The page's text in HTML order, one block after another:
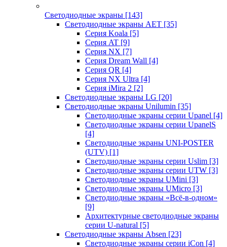
Светодиодные экраны [143]
Светодиодные экраны AET [35]
Cерия Koala [5]
Серия AT [9]
Серия NX [7]
Серия Dream Wall [4]
Серия QR [4]
Серия NX Ultra [4]
Серия iMira 2 [2]
Светодиодные экраны LG [20]
Светодиодные экраны Unilumin [35]
Светодиодные экраны серии Upanel [4]
Светодиодные экраны серии UpanelS
[4]
Светодиодные экраны UNI-POSTER
(UTV) [1]
Светодиодные экраны серии Uslim [3]
Светодиодные экраны серии UTW [3]
Светодиодные экраны UMini [3]
Светодиодные экраны UMicro [3]
Светодиодные экраны «Всё-в-одном»
[9]
Архитектурные светодиодные экраны
серии U-natural [5]
Светодиодные экраны Absen [23]
Светодиодные экраны серии iCon [4]